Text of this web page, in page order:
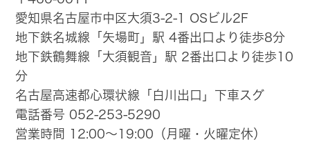
愛知県名古屋市中区大須3-2-1 OSビル2F
地下鉄名城線「矢場町」駅 4番出口より徒歩8分
地下鉄鶴舞線「大須観音」駅 2番出口より徒歩10
分
名古屋高速都心環状線「白川出口」下車スグ
電話番号 052-253-5290
営業時間 12:00～19:00（月曜・火曜定休）